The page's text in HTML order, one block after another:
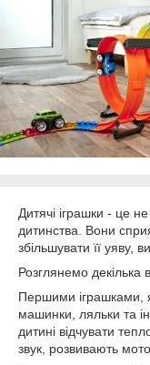
Дитячі іграшки - це
дитинства. Вони
збільшувати її уяву,
Розглянемо декілька
Першими іграшками,
машинки, ляльки та
дитині відчувати
звук, розвивають